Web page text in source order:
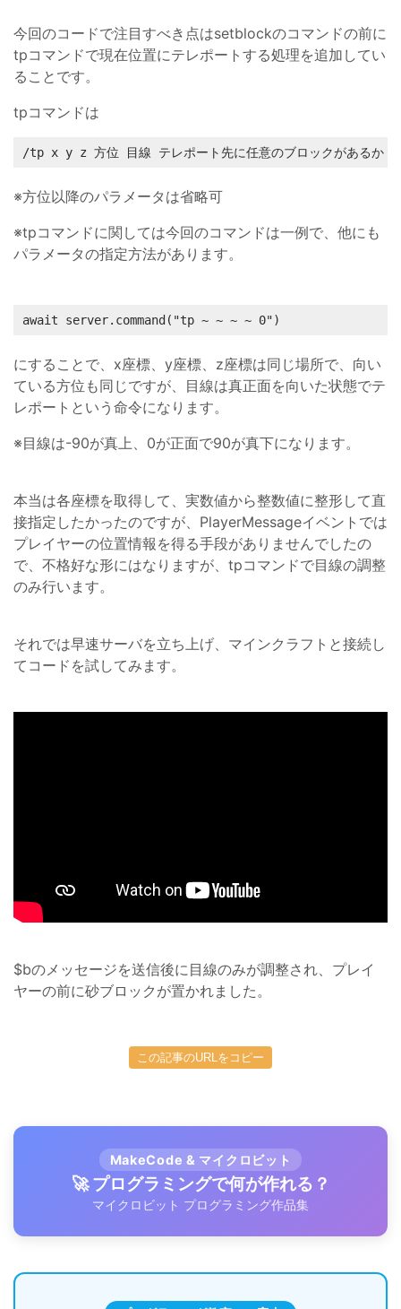
今回のコードで注目すべき点はsetblockのコマンドの前に
tpコマンドで現在位置にテレポートする処理を追加してい
ることです。
tpコマンドは
/tp x y z 方位 目線 テレポート先に任意のブロックがあるか？
※方位以降のパラメータは省略可
※tpコマンドに関しては今回のコマンドは一例で、他にも
パラメータの指定方法があります。
await server.command("tp ~ ~ ~ ~ 0")
にすることで、x座標、y座標、z座標は同じ場所で、向い
ている方位も同じですが、目線は真正面を向いた状態でテ
レポートという命令になります。
※目線は-90が真上、0が正面で90が真下になります。
本当は各座標を取得して、実数値から整数値に整形して直
接指定したかったのですが、PlayerMessageイベントでは
プレイヤーの位置情報を得る手段がありませんでしたの
で、不格好な形にはなりますが、tpコマンドで目線の調整
のみ行います。
それでは早速サーバを立ち上げ、マインクラフトと接続し
てコードを試してみます。
$bのメッセージを送信後に目線のみが調整され、プレイ
ヤーの前に砂ブロックが置かれました。
この記事のURLをコピー
MakeCode & マイクロビット
🚀 プログラミングで何が作れる？
マイクロビット プログラミング作品集